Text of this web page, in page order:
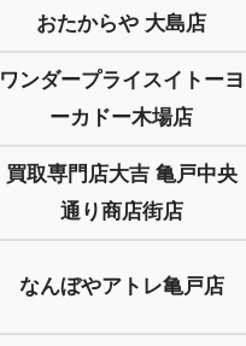
おたからや 大島店
ワンダープライスイトーヨ
ーカドー木場店
買取専門店大吉 亀戸中央
通り商店街店
なんぼやアトレ亀戸店